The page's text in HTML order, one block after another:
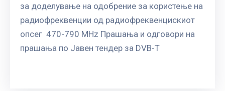
ЈАВНИ
за доделување на одобрение за користење на
радиофреквенции од радиофреквенцискиот
опсег 470-790 MHz Прашања и одговори на
прашања по Јавен тендер за DVB-T